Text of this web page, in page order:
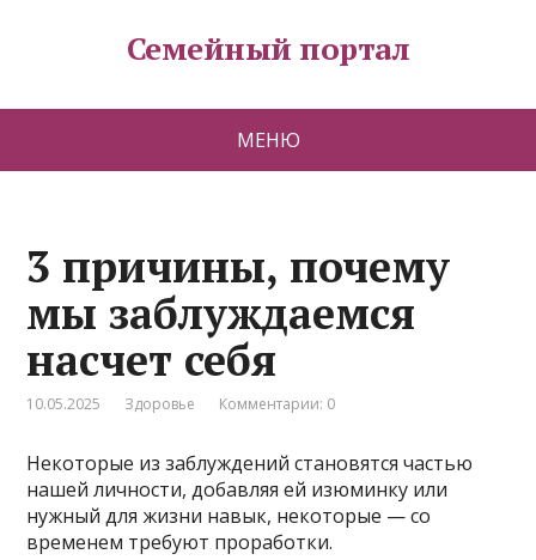
Семейный портал
МЕНЮ
3 причины, почему
мы заблуждаемся
насчет себя
10.05.2025 Здоровье Комментарии: 0
Некоторые из заблуждений становятся частью
нашей личности, добавляя ей изюминку или
нужный для жизни навык, некоторые — со
временем требуют проработки.